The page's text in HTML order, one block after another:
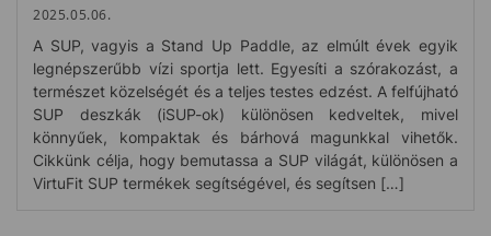
2025.05.06.
A SUP, vagyis a Stand Up Paddle, az elmúlt évek egyik
legnépszerűbb vízi sportja lett. Egyesíti a szórakozást, a
természet közelségét és a teljes testes edzést. A felfújható
SUP deszkák (iSUP-ok) különösen kedveltek, mivel
könnyűek, kompaktak és bárhová magunkkal vihetők.
Cikkünk célja, hogy bemutassa a SUP világát, különösen a
VirtuFit SUP termékek segítségével, és segítsen […]